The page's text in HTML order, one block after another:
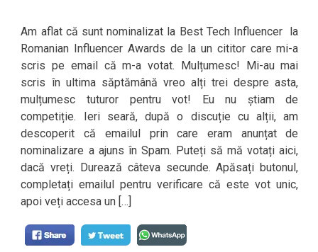
Am aflat că sunt nominalizat la Best Tech Influencer la
Romanian Influencer Awards de la un cititor care mi-a
scris pe email că m-a votat. Mulțumesc! Mi-au mai
scris în ultima săptămână vreo alți trei despre asta,
mulțumesc tuturor pentru vot! Eu nu știam de
competiție. Ieri seară, după o discuție cu alții, am
descoperit că emailul prin care eram anunțat de
nominalizare a ajuns în Spam. Puteți să mă votați aici,
dacă vreți. Durează câteva secunde. Apăsați butonul,
completați emailul pentru verificare că este vot unic,
apoi veți accesa un […]